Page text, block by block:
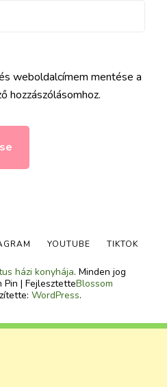
weboldalcímem mentése a
hozzászólásomhoz.
házi konyhája. Minden jog
Pin | FejlesztetteBlossom
WordPress.
YOUTUBE TIKTOK